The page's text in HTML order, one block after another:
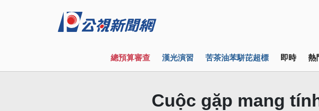
總預算審查 漢光演習 苦茶油苯駢芘超標 即時 熱
Cuộc gặp mang